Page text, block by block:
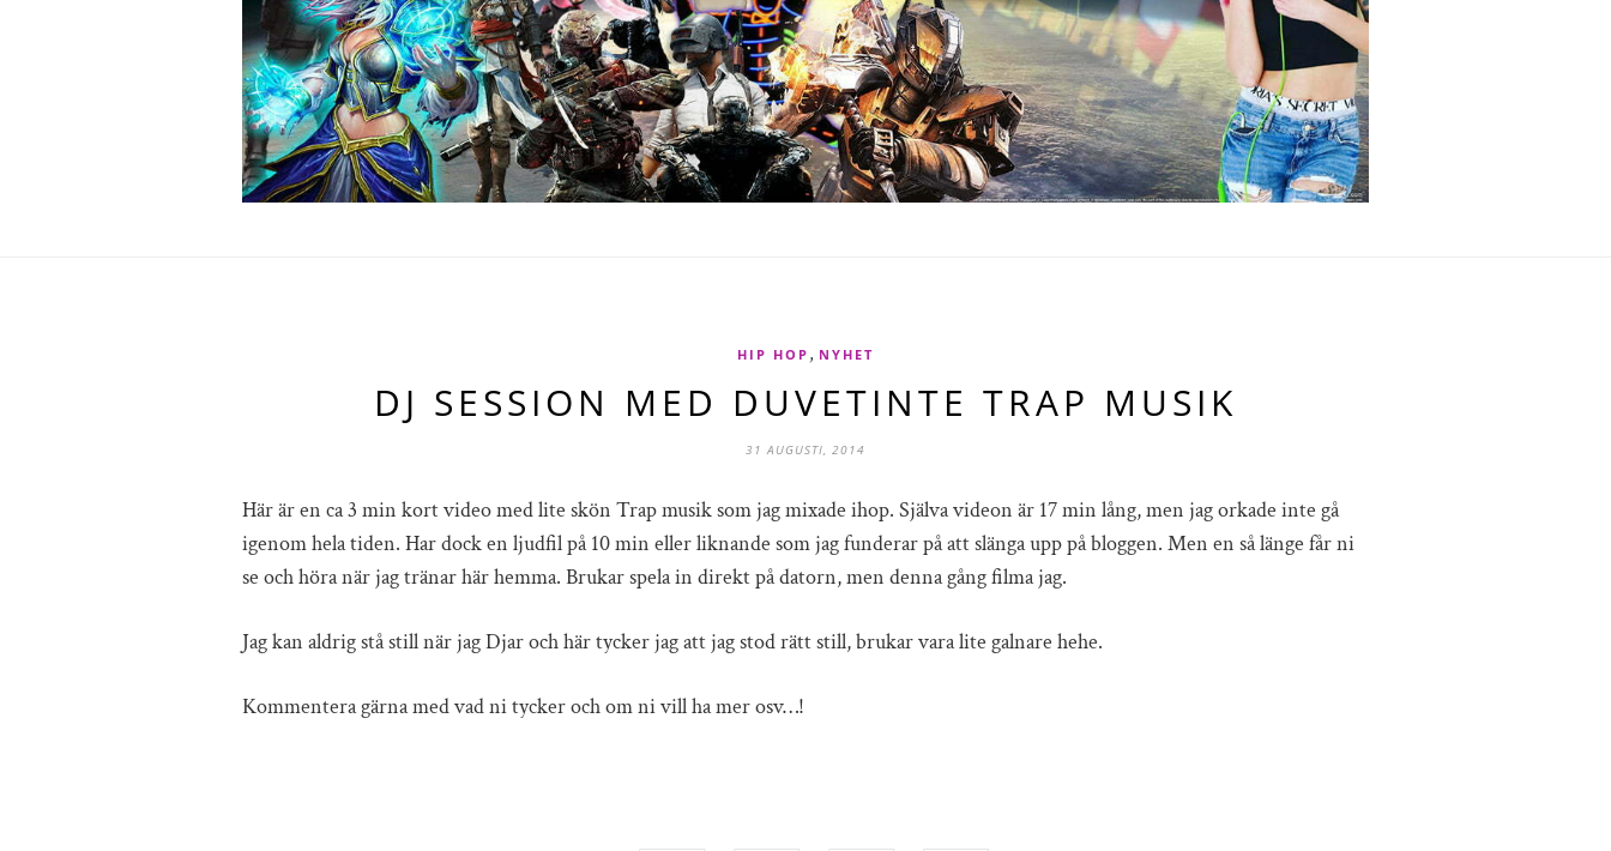
HIP HOP , NYHET
DJ SESSION MED DUVETINTE TRAP MUSIK
31 AUGUSTI, 2014
Här är en ca 3 min kort video med lite skön Trap musik som jag mixade ihop. Själva videon är 17 min lång, men jag orkade inte gå
igenom hela tiden. Har dock en ljudfil på 10 min eller liknande som jag funderar på att slänga upp på bloggen. Men en så länge får ni
se och höra när jag tränar här hemma. Brukar spela in direkt på datorn, men denna gång filma jag.
Jag kan aldrig stå still när jag Djar och här tycker jag att jag stod rätt still, brukar vara lite galnare hehe.
Kommentera gärna med vad ni tycker och om ni vill ha mer osv…!